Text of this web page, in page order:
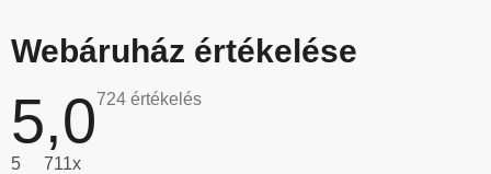
Webáruház értékelése
5,0Az
724 értékelés
5
711x